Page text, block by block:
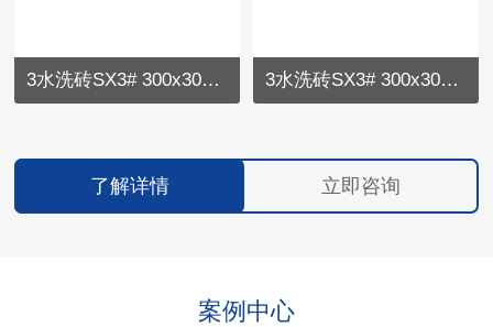
3水洗砖SX3# 300x300x60 修改 3水洗砖SX3# 300x300x60 修改
了解详情 立即咨询
案例中心